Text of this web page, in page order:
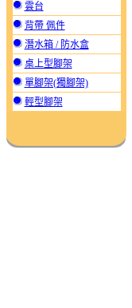
雲台
背帶 佩件
潛水箱 / 防水盒
桌上型腳架
單腳架(獨腳架)
輕型腳架